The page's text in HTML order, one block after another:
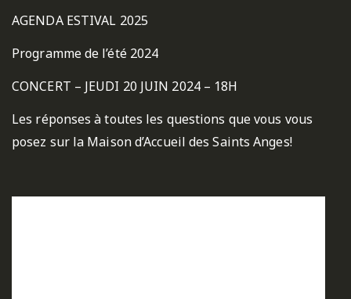
AGENDA ESTIVAL 2025
Programme de l’été 2024
CONCERT – JEUDI 20 JUIN 2024 – 18H
Les réponses à toutes les questions que vous vous
posez sur la Maison d’Accueil des Saints Anges!